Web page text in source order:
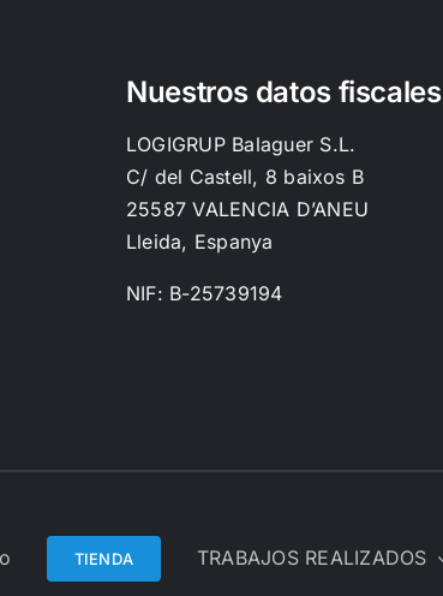
Nuestros datos fiscales
LOGIGRUP Balaguer S.L.
C/ del Castell, 8 baixos B
25587 VALENCIA D’ANEU
Lleida, Espanya
NIF: B-25739194
TIENDA TRABAJOS REALIZADOS